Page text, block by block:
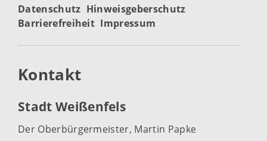
Datenschutz Hinweisgeberschutz
Barrierefreiheit Impressum
Kontakt
Stadt Weißenfels
Der Oberbürgermeister, Martin Papke